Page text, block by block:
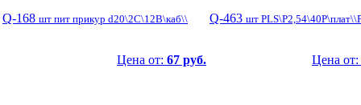
Q-168 шт пит прикур d20\2C\12В\каб\\
Цена от: 67 руб.
Q-463 шт
Цена от: